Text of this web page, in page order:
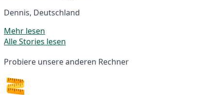
Dennis, Deutschland
Mehr lesen
Alle Stories lesen
Probiere unsere anderen Rechner